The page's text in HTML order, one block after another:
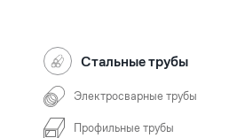
Стальные трубы
Электросварные трубы
Профильные трубы